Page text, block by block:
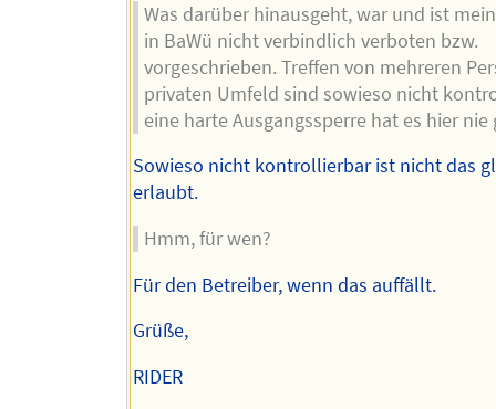
Was darüber hinausgeht, war und ist
in BaWü nicht verbindlich verboten bzw.
vorgeschrieben. Treffen von mehreren
privaten Umfeld sind sowieso nicht
eine harte Ausgangssperre hat es hier nie
Sowieso nicht kontrollierbar ist nicht das
erlaubt.
Hmm, für wen?
Für den Betreiber, wenn das auffällt.
Grüße,
RIDER